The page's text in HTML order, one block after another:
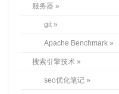
服务器
git
Apache Benchmark
搜索引擎技术
seo优化笔记